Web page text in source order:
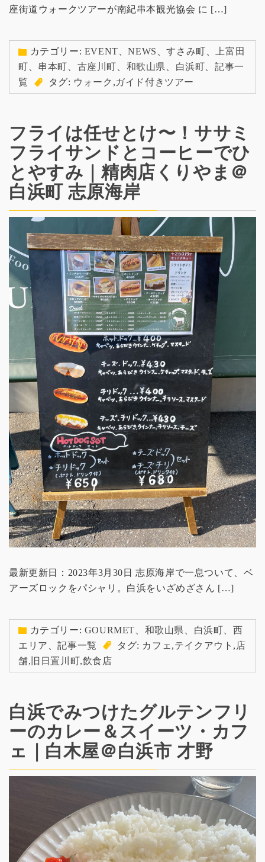
座街道ウォークツアーが南紀串本観光協会 に […]
カテゴリー: EVENT 、NEWS 、すさみ町
上富田
町
串本町 古座川町 和歌山県 白浜町 、記事一
覧
タグ: ウォーク ,ガイド付きツアー
フライは任せとけ〜！ササミ
フライサンドとコーヒーでひ
とやすみ｜精肉店くりやま＠
白浜町 志原海岸
最新更新日：2023年3月30日 志原海岸で一息ついて、ベ
アーズロックをパシャリ。白浜をいざめざさん […]
カテゴリー: GOURMET 和歌山県 白浜町 、西
エリア
、記事一覧 タグ: カフェ ,テイクアウト , 店
舗, 旧日置川町,飲食店
白浜でみつけたグルテンフリ
ーのカレー＆スイーツ・カフ
ェ｜白木屋＠白浜市 才野